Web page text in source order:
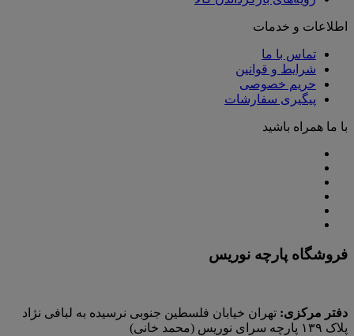
اطلاعات و خدمات
تماس با ما
شرایط و قوانین
حریم خصوصی
پیگیری سفارشات
با ما همراه باشید
فروشگاه پارچه نوریس
دفتر مرکزی: تهران خیابان فلسطین جنوبی نرسیده به لبافی نژاد
پلاک ۱۳۹ پارچه‌ سرای نوريس (محمد خانی)